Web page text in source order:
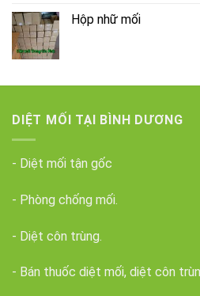
Hộp nhữ mối
DIỆT MỐI TẠI BÌNH DƯƠNG
- Diệt mối tận gốc
- Phòng chống mối.
- Diệt côn trùng.
- Bán thuốc diệt mối, diệt côn